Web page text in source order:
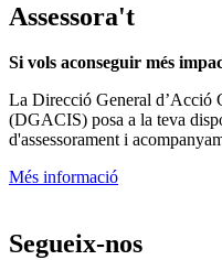
Assessora't
Si vols aconseguir més
La Direcció General d’Acció
(DGACIS) posa a la teva
d'assessorament i
Més informació
Segueix-nos